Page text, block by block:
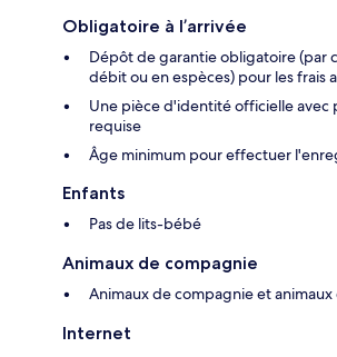
Obligatoire à l’arrivée
Dépôt de garantie obligatoire (par
débit ou en espèces) pour les frais
Une pièce d'identité officielle
requise
Âge minimum pour effectuer
Enfants
Pas de lits-bébé
Animaux de compagnie
Animaux de compagnie et animaux
Internet